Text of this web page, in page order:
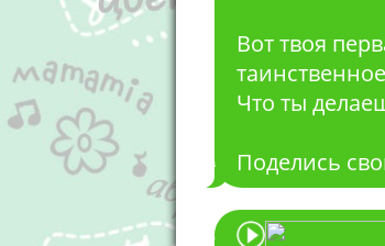
Вот твоя
Что ты
Поделись